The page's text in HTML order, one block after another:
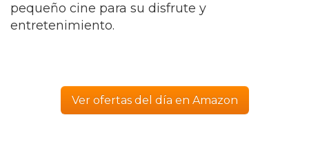
pequeño cine para su disfrute y
entretenimiento.
Ver ofertas del día en Amazon